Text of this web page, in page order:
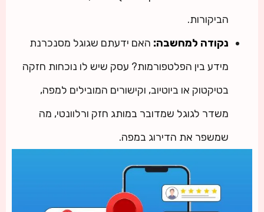
הביקורות.
נקודה למחשבה: האם ידעתם שגוגל מסנכרנת
מידע בין הפלטפורמות? עסק שיש לו נוכחות חזקה
בטיקטוק או ביוטיוב, וקישורים המובילים למפה,
משדר לגוגל שמדובר במותג חזק ורלוונטי, מה
שמשפר את הדירוג במפה.